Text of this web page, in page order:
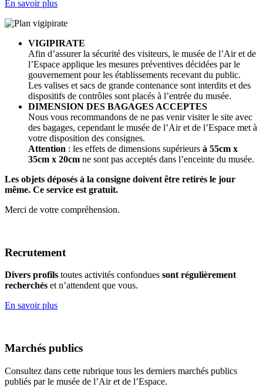
En savoir plus
VIGIPIRATE
Afin d’assurer la sécurité des visiteurs, le musée de l’Air et de
l’Espace applique les mesures préventives décidées par le
gouvernement pour les établissements recevant du public.
Les valises et sacs de grande contenance sont interdits et des
dispositifs de contrôles sont placés à l’entrée du musée.
DIMENSION DES BAGAGES ACCEPTES
Nous vous recommandons de ne pas venir visiter le site avec
des bagages, cependant le musée de l’Air et de l’Espace met à
votre disposition des consignes.
Attention : les effets de dimensions supérieurs à 55cm x
35cm x 20cm ne sont pas acceptés dans l’enceinte du musée.
Les objets déposés à la consigne doivent être retirés le jour
même. Ce service est gratuit.
Merci de votre compréhension.
Recrutement
Divers profils toutes activités confondues sont régulièrement
recherchés et n’attendent que vous.
En savoir plus
Marchés publics
Consultez dans cette rubrique tous les derniers marchés publics
publiés par le musée de l’Air et de l’Espace.